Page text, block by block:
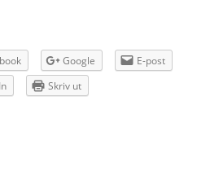
Google
E-post
Skriv ut